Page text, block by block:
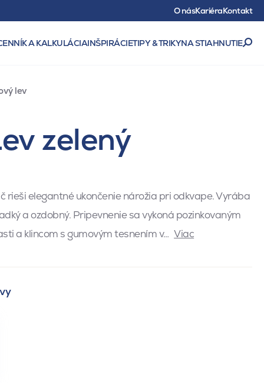
O násKariéraKontakt
A KALKULÁCIAINŠPIRÁCIETIPY & TRIKYNA STIAHNUTIE
lev
zelený
rieši elegantné ukončenie nárožia pri odkvape. Vyrába
a ozdobný. Pripevnenie sa vykoná pozinkovaným
a klincom s gumovým tesnením v… Viac